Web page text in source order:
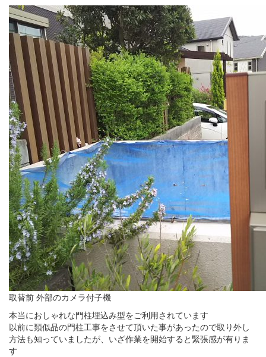
取替前 外部のカメラ付子機
本当におしゃれな門柱埋込み型をご利用されています
以前に類似品の門柱工事をさせて頂いた事があったので取り外し
方法も知っていましたが、いざ作業を開始すると緊張感が有りま
す